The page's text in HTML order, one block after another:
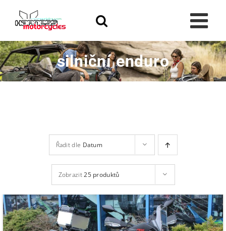
content
silniční enduro
Řadit dle Datum
Zobrazit25 produktů